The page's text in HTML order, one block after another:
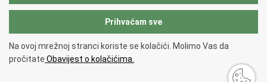
Copyright © 2026 Državni zavod za statistiku.
pristupacnosti.
Prihvaćam sve
Na ovoj mrežnoj stranci koriste se kolačići. Molimo Vas da
pročitate Obavijest o kolačićima.